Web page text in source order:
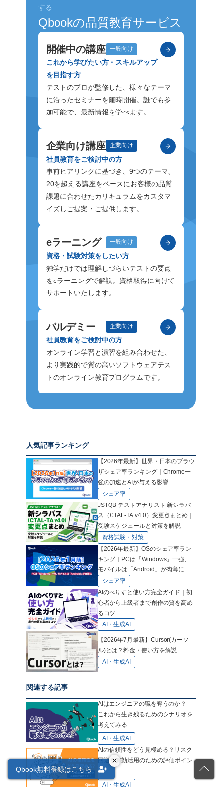
する
Qbookの品質教育サービス
開催中の講座 一般向け
これから学びたい方・スキルアップ
を目指す方
テストのプロが監修した、様々なテーマ
に沿ったセミナーを随時開催。誰でも参
加可能で、最新情報を学べます。
企業向け講座 企業向け
社員教育をご検討中の方
事前ヒアリングに基づき、9つのテーマ、
20を超える講座をベースにお客様の品質
課題に合わせたカリキュラムをカスタマ
イズしご提案・ご提供します。
eラーニング 一般向け
資格・試験対策をしたい方
独学だけでは理解しづらいテストの要点
をeラーニングで解説。資格取得に向けて
サポートいたします。
バルデミー 企業向け
社員教育をご検討中の方
オンライン学習と演習を組み合わせた、
より実践的で質の高いソフトウェアテス
トのオンライン教育プログラムです。
人気記事ランキング
【2026年最新】世界・日本のブラウ
ザシェア率ランキング｜Chrome一
強の加速とAIが与える影響
シェア率
JSTQB テストアナリスト 新シラバ
ス（CTAL-TA v4.0）変更点まとめ｜
受験スケジュールと対策を解説
資格試験・対策
【2026年最新】OSのシェア率ラン
キング｜PCは「Windows」一強、
モバイルは「Android」が肉薄に
シェア率
AIのべりすと使い方完全ガイド｜初
心者から上級者まで創作の質を高め
るコツ
AI・生成AI
【2026年7月最新】Cursor(カーソ
ル)とは？料金・使い方を解説
AI・生成AI
関連する記事
AIはエンジニアの職を奪うのか？
これから生き残るためのシナリオを
考えてみる
AI・生成AI
AIの信頼性をどう見極める？リスク
回避と有効活用のための評価ポイン
ト
AI・生成AI
×
Qbook無料登録はこちら